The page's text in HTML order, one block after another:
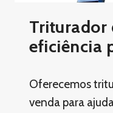
Triturador
eficiência
Oferecemos
venda para